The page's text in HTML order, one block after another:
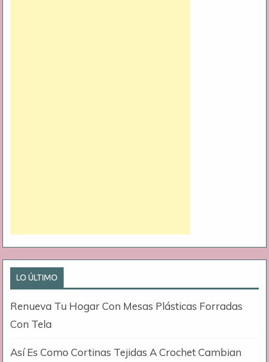
LO ÚLTIMO
Renueva Tu Hogar Con Mesas Plásticas Forradas
Con Tela
Así Es Como Cortinas Tejidas A Crochet Cambian